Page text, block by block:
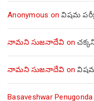
Anonymous onవిషమ
నామని సుజనాదేవి on
నామని సుజనాదేవి onవిషమ
Basaveshwar Penugonda